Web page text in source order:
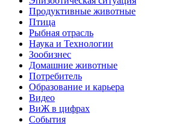
Продуктивные животные
Птица
Рыбная отрасль
Наука и Технологии
Зообизнес
Домашние животные
Потребитель
Образование и карьера
Видео
ВиЖ в цифрах
События